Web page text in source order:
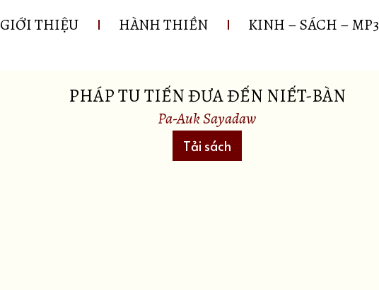
GIỚI THIỆU HÀNH THIỀN KINH – SÁCH – MP3
PHÁP TU TIẾN ĐƯA ĐẾN NIẾT-BÀN
Pa-Auk Sayadaw
Tải sách